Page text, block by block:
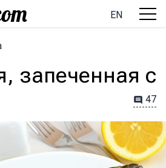
EN
запеченная с
47